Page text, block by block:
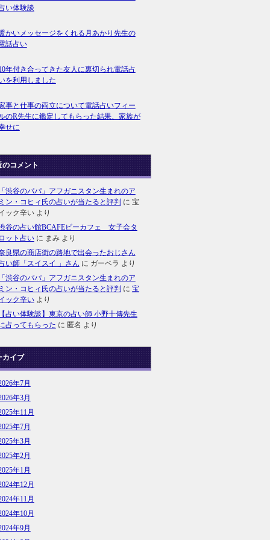
い体験談
かいメッセージをくれる月あかり先生の
話占い
年付き合ってきた友人に裏切られ電話占
を利用しました
事と仕事の両立について電話占いフィー
のR先生に鑑定してもらった結果、家族が
せに
のコメント
渋谷のパパ」アフガニスタン生まれのア
ン・コヒィ氏の占いが当たると評判 に 宝
ック辛いより
谷の占い館BCAFEビーカフェ 女子会タ
ット占いに まみより
良県の商店街の路地で出会ったおじさん
い師「スイスイ 」さん に ガーベラ より
渋谷のパパ」アフガニスタン生まれのア
ン・コヒィ氏の占いが当たると評判 に 宝
ック辛いより
占い体験談】東京の占い師 小野十傳先生
占ってもらった に 匿名 より
カイブ
年7月
年3月
年11月
年7月
年3月
年2月
年1月
年12月
年11月
年10月
年9月